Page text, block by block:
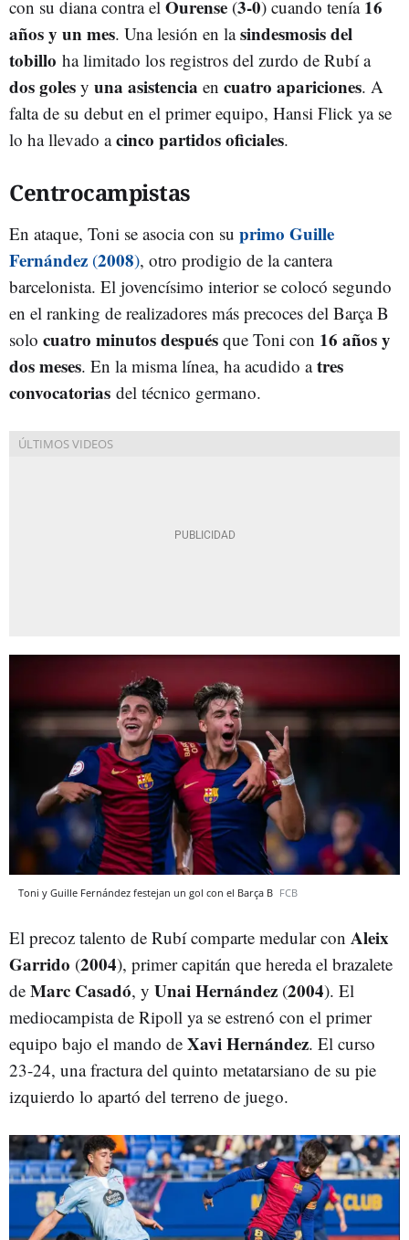
con su diana contra el Ourense (3-0) cuando tenía 16
años y un mes. Una lesión en lasindesmosis del
tobillo ha limitado los registros del zurdo de Rubí a
dos goles y una asistencia en cuatro apariciones. A
falta de su debut en el primer equipo, Hansi Flick ya se
lo ha llevado acinco partidos oficiales.
Centrocampistas
En ataque, Toni se asocia con su primo Guille
Fernández (2008), otro prodigio de la cantera
barcelonista. El jovencísimo interior se colocó segundo
en el ranking de realizadores más precoces del Barça B
solo cuatro minutos después que Toni con 16 años y
dos meses. En la misma línea, ha acudido atres
convocatorias del técnico germano.
Toni y Guille Fernández festejan un gol con el Barça B FCB
El precoz talento de Rubí comparte medular con Aleix
Garrido (2004), primer capitán que hereda el brazalete
de Marc Casadó, y Unai Hernández (2004). El
mediocampista de Ripoll ya se estrenó con el primer
equipo bajo el mando de Xavi Hernández. El curso
23-24, una fractura del quinto metatarsiano de su pie
izquierdo lo apartó del terreno de juego.